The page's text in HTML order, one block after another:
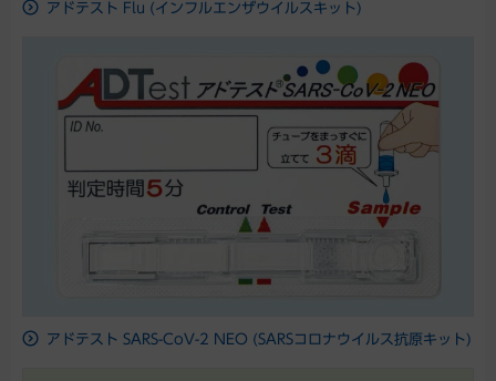
アドテスト Flu (インフルエンザウイルスキット)
アドテスト SARS-CoV-2 NEO (SARSコロナウイルス抗原キット)